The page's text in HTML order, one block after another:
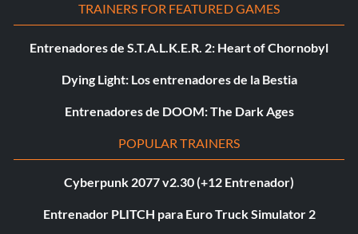
TRAINERS FOR FEATURED GAMES
Entrenadores de S.T.A.L.K.E.R. 2: Heart of Chornobyl
Dying Light: Los entrenadores de la Bestia
Entrenadores de DOOM: The Dark Ages
POPULAR TRAINERS
Cyberpunk 2077 v2.30 (+12 Entrenador)
Entrenador PLITCH para Euro Truck Simulator 2